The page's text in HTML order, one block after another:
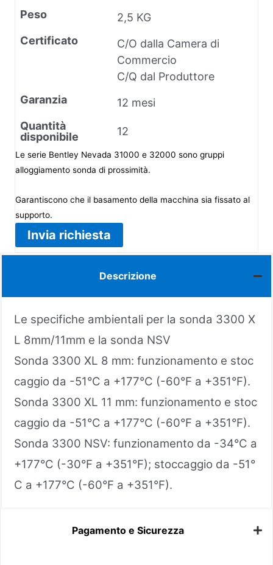
Peso
2,5 KG
Certificato
C/O dalla Camera di
Commercio
C/Q dal Produttore
Garanzia
12 mesi
Quantità
disponibile
12
Le serie Bentley Nevada 31000 e 32000 sono gruppi
alloggiamento sonda di prossimità.
Garantiscono che il basamento della macchina sia fissato al
supporto.
Invia richiesta
Descrizione
Le specifiche ambientali per la sonda 3300 X
L 8mm/11mm e la sonda NSV
Sonda 3300 XL 8 mm: funzionamento e stoc
caggio da -51°C a +177°C (-60°F a +351°F).
Sonda 3300 XL 11 mm: funzionamento e stoc
caggio da -51°C a +177°C (-60°F a +351°F).
Sonda 3300 NSV: funzionamento da -34°C a
+177°C (-30°F a +351°F); stoccaggio da -51°
C a +177°C (-60°F a +351°F).
Pagamento e Sicurezza